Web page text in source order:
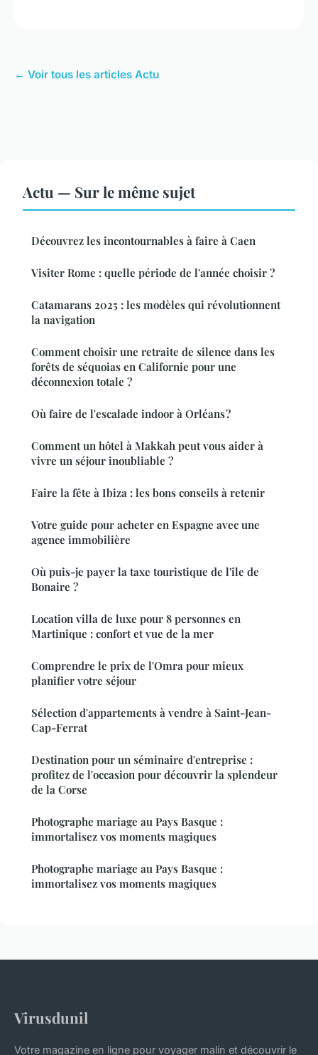
← Voir tous les articles Actu
Actu — Sur le même sujet
Découvrez les incontournables à faire à Caen
Visiter Rome : quelle période de l'année choisir ?
Catamarans 2025 : les modèles qui révolutionnent
la navigation
Comment choisir une retraite de silence dans les
forêts de séquoias en Californie pour une
déconnexion totale ?
Où faire de l'escalade indoor à Orléans ?
Comment un hôtel à Makkah peut vous aider à
vivre un séjour inoubliable ?
Faire la fête à Ibiza : les bons conseils à retenir
Votre guide pour acheter en Espagne avec une
agence immobilière
Où puis-je payer la taxe touristique de l'île de
Bonaire ?
Location villa de luxe pour 8 personnes en
Martinique : confort et vue de la mer
Comprendre le prix de l'Omra pour mieux
planifier votre séjour
Sélection d'appartements à vendre à Saint-Jean-
Cap-Ferrat
Destination pour un séminaire d'entreprise :
profitez de l'occasion pour découvrir la splendeur
de la Corse
Photographe mariage au Pays Basque :
immortalisez vos moments magiques
Photographe mariage au Pays Basque :
immortalisez vos moments magiques
Virusdunil
Votre magazine en ligne pour voyager malin et découvrir le